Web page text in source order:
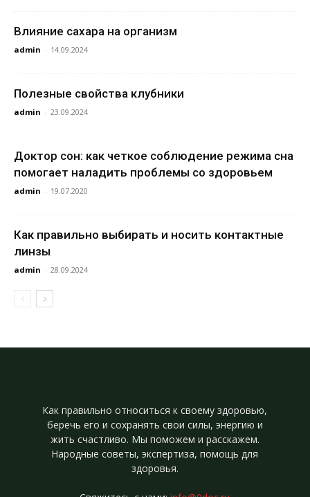
Влияние сахара на организм
admin - 14.09.2024
Полезные свойства клубники
admin - 23.09.2024
Доктор сон: как четкое соблюдение режима сна
помогает наладить проблемы со здоровьем
admin - 19.07.2020
Как правильно выбирать и носить контактные
линзы
admin - 28.09.2024
Как правильно относиться к своему здоровью,
беречь его и сохранять свои силы, энергию и
жить счастливо. Мы поможем и расскажем.
Народные советы, экспертиза, помощь для
здоровья.